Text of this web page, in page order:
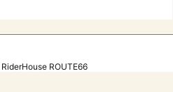
RiderHouse ROUTE66